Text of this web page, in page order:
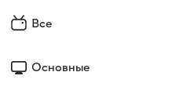
Все
Основные